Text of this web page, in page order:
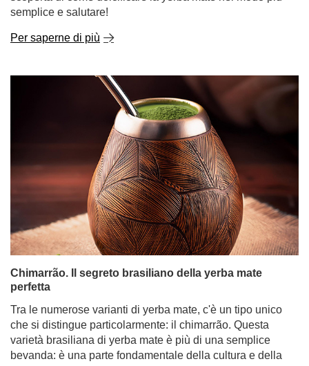
Per saperne di più
Chimarrão. Il segreto brasiliano della yerba mate
Tra le numerose varianti di yerba mate, c'è un tipo unico
che si distingue particolarmente: il chimarrão. Questa
varietà brasiliana di yerba mate è più di una semplice
bevanda: è una parte fondamentale della cultura e della
tradizione, adorata non solo dai brasiliani ma anche da
un numero crescente di appassionati di mate in tutto il